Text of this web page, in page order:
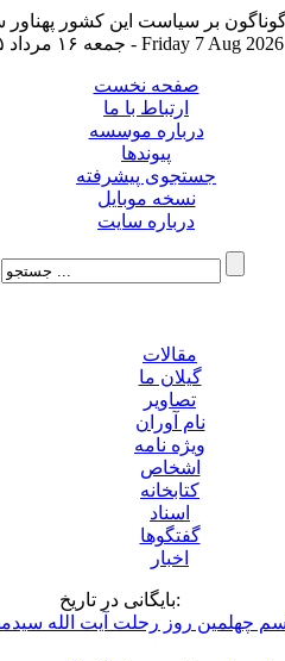
جمعه ۱۶ مرداد ۱۴۰۵ - Friday 7 Aug 2026
صفحه نخست
ارتباط با ما
درباره موسسه
پیوندها
جستجوی پیشرفته
نسخه موبایل
درباره سایت
مقالات
گیلان ما
تصاویر
نام آوران
ویژه نامه
اشخاص
کتابخانه
اسناد
گفتگوها
اخبار
بایگانی در تاریخ: